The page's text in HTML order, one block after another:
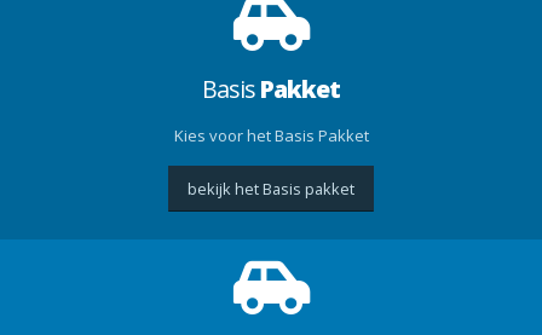
BasisPakket
Kies voor het Basis Pakket
bekijk het Basis pakket